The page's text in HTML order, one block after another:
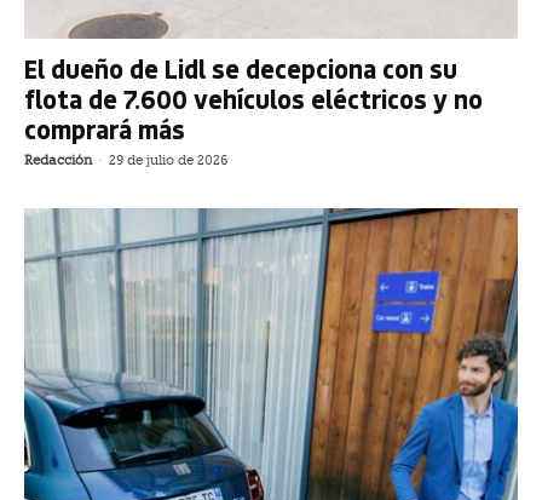
El dueño de Lidl se decepciona con su
flota de 7.600 vehículos eléctricos y no
comprará más
Redacción - 29 de julio de 2026